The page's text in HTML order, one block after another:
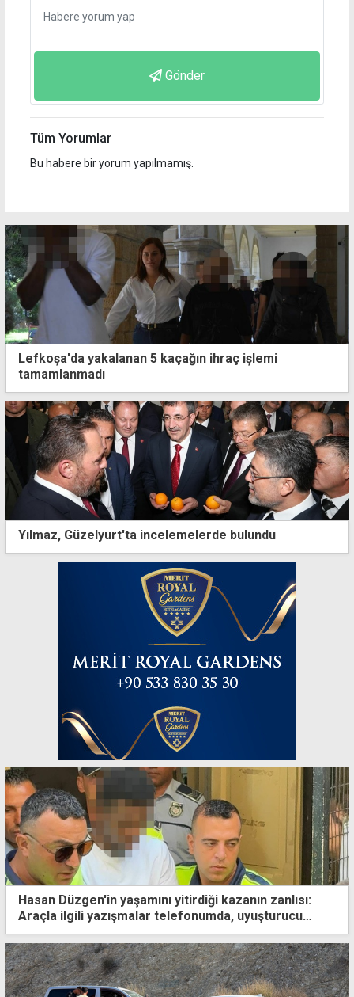
Gönder
Tüm Yorumlar
Bu habere bir yorum yapılmamış.
Lefkoşa'da yakalanan 5 kaçağın ihraç işlemi
tamamlanmadı
Yılmaz, Güzelyurt'ta incelemelerde bulundu
Hasan Düzgen'in yaşamını yitirdiği kazanın zanlısı:
Araçla ilgili yazışmalar telefonumda, uyuşturucu
kullanmadım